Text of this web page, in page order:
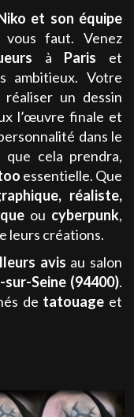
et son équipe
faut. Venez
à Paris et
ambitieux. Votre
réaliser un dessin
l’œuvre finale et
dans le
que cela prendra,
essentielle. Que
, réaliste,
ou cyberpunk,
leurs créations.
avis au salon
Seine (94400).
de tatouage et